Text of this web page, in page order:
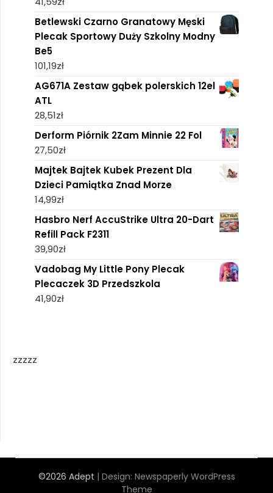
Betlewski Czarno Granatowy Męski
Plecak Sportowy Duży Szkolny Modny
Be5
101,19zł
AG671A Zestaw gąbek polerskich 12el
ATL
28,51zł
Derform Piórnik 2Zam Minnie 22 Fol
27,50zł
Majtek Bajtek Kubek Prezent Dla
Dzieci Pamiątka Znad Morze
14,99zł
Hasbro Nerf AccuStrike Ultra 20-Dart
Refill Pack F2311
39,90zł
Vadobag My Little Pony Plecak
Plecaczek 3D Przedszkola
41,90zł
zzzzz
©2026 Adept | Design: Newspaperly WordPress
Theme